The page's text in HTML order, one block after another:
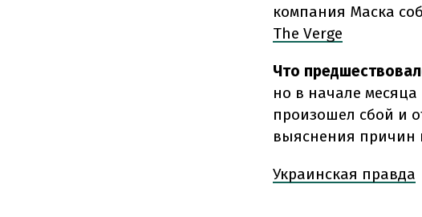
компания Маска
The Verge
Что
но в начале месяца
произошел сбой и
выяснения причин
Украинская правда